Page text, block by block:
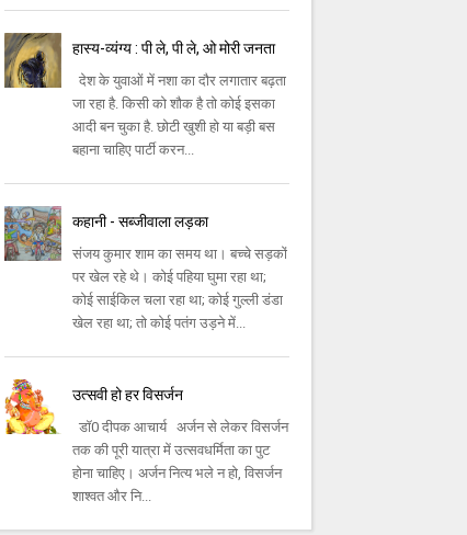
हास्य-व्यंग्य : पी ले, पी ले, ओ मोरी जनता
देश के युवाओं में नशा का दौर लगातार बढ़ता
जा रहा है. किसी को शौक है तो कोई इसका
आदी बन चुका है. छोटी खुशी हो या बड़ी बस
बहाना चाहिए पार्टी करन...
कहानी - सब्जीवाला लड़का
संजय कुमार शाम का समय था। बच्चे सड़कों
पर खेल रहे थे। कोई पहिया घुमा रहा था;
कोई साईकिल चला रहा था; कोई गुल्ली डंडा
खेल रहा था; तो कोई पतंग उड़ने में...
उत्सवी हो हर विसर्जन
डॉ0 दीपक आचार्य अर्जन से लेकर विसर्जन
तक की पूरी यात्रा में उत्सवधर्मिता का पुट
होना चाहिए। अर्जन नित्य भले न हो, विसर्जन
शाश्वत और नि...